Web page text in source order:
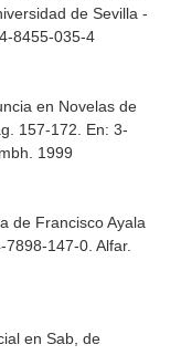
de Sevilla -
8455-035-4
en Novelas de
157-172. En: 3-
1999
de Francisco Ayala
7898-147-0. Alfar.
en Sab, de